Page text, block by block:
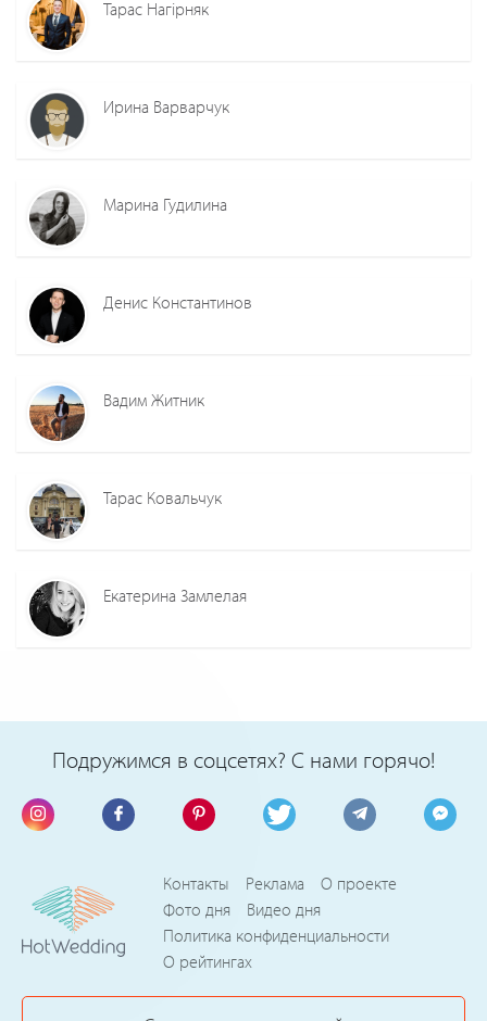
Тарас Нагірняк
Ирина Варварчук
Марина Гудилина
Денис Константинов
Вадим Житник
Тарас Ковальчук
Екатерина Замлелая
Подружимся в соцсетях? С нами горячо!
Контакты Реклама
О проекте
Фото дня
Видео дня
Политика конфиденциальности
О рейтингах